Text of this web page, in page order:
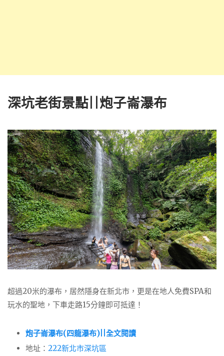
深坑老街景點||炮子崙瀑布
超過20米的瀑布，居然隱身在新北市，更是在地人免費SPA和
玩水的聖地，下車走路15分鐘即可抵達！
炮子崙瀑布(四龍瀑布)||全文閱讀
地址： 222新北市深坑區